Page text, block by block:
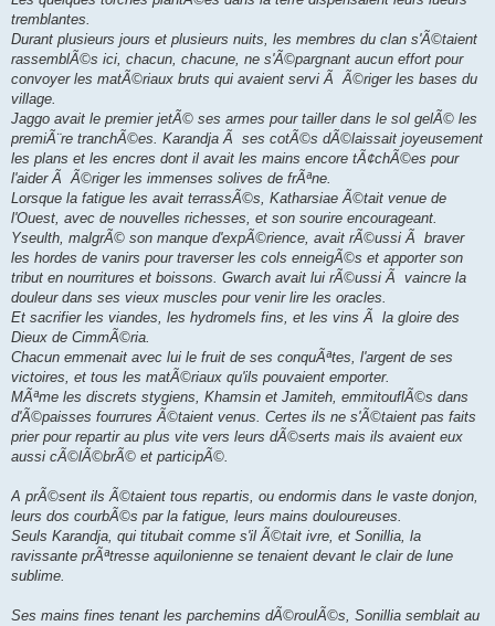
tremblantes.
Durant plusieurs jours et plusieurs nuits, les membres du clan s'Ã©taient
rassemblÃ©s ici, chacun, chacune, ne s'Ã©pargnant aucun effort pour
convoyer les matÃ©riaux bruts qui avaient servi Ã Ã©riger les bases du
village.
Jaggo avait le premier jetÃ© ses armes pour tailler dans le sol gelÃ© les
premiÃ¨re tranchÃ©es. Karandja Ã ses cotÃ©s dÃ©laissait joyeusement
les plans et les encres dont il avait les mains encore tÃ¢chÃ©es pour
l'aider Ã Ã©riger les immenses solives de frÃªne.
Lorsque la fatigue les avait terrassÃ©s, Katharsiae Ã©tait venue de
l'Ouest, avec de nouvelles richesses, et son sourire encourageant.
Yseulth, malgrÃ© son manque d'expÃ©rience, avait rÃ©ussi Ã braver
les hordes de vanirs pour traverser les cols enneigÃ©s et apporter son
tribut en nourritures et boissons. Gwarch avait lui rÃ©ussi Ã vaincre la
douleur dans ses vieux muscles pour venir lire les oracles.
Et sacrifier les viandes, les hydromels fins, et les vins Ã la gloire des
Dieux de CimmÃ©ria.
Chacun emmenait avec lui le fruit de ses conquÃªtes, l'argent de ses
victoires, et tous les matÃ©riaux qu'ils pouvaient emporter.
MÃªme les discrets stygiens, Khamsin et Jamiteh, emmitouflÃ©s dans
d'Ã©paisses fourrures Ã©taient venus. Certes ils ne s'Ã©taient pas faits
prier pour repartir au plus vite vers leurs dÃ©serts mais ils avaient eux
aussi cÃ©lÃ©brÃ© et participÃ©.
A prÃ©sent ils Ã©taient tous repartis, ou endormis dans le vaste donjon,
leurs dos courbÃ©s par la fatigue, leurs mains douloureuses.
Seuls Karandja, qui titubait comme s'il Ã©tait ivre, et Sonillia, la
ravissante prÃªtresse aquilonienne se tenaient devant le clair de lune
sublime.
Ses mains fines tenant les parchemins dÃ©roulÃ©s, Sonillia semblait au